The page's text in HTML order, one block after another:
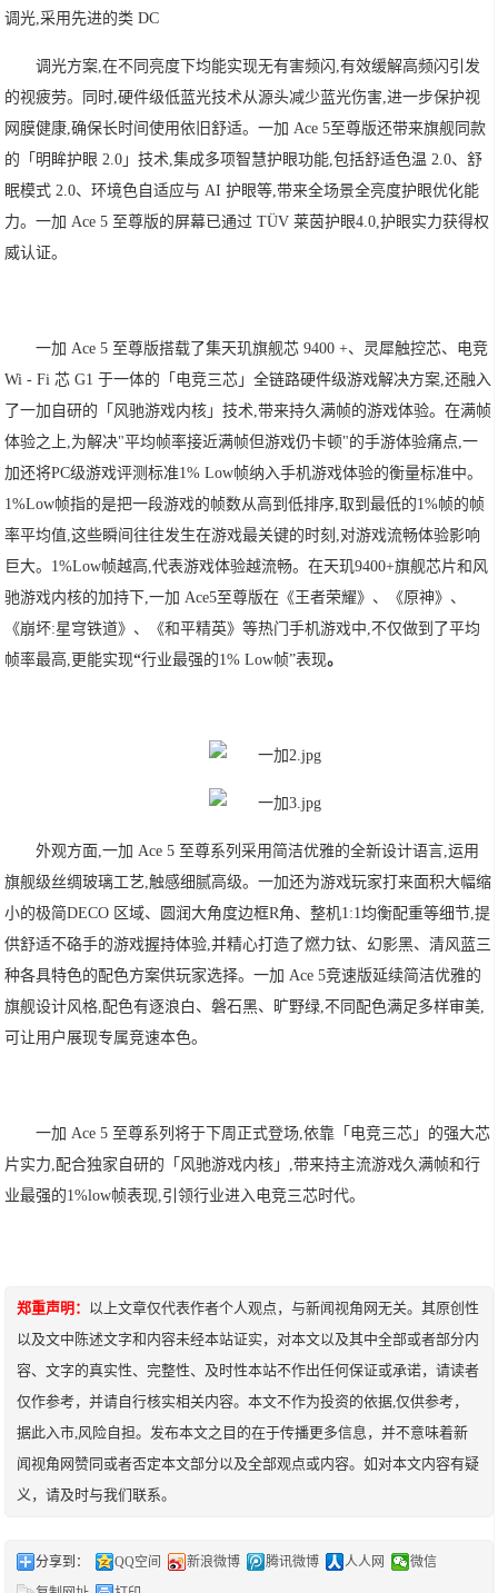
调光,采用先进的类 DC
调光方案,在不同亮度下均能实现无有害频闪,有效缓解高频闪引发
的视疲劳。同时,硬件级低蓝光技术从源头减少蓝光伤害,进一步保护视
网膜健康,确保长时间使用依旧舒适。一加 Ace 5至尊版还带来旗舰同款
的「明眸护眼 2.0」技术,集成多项智慧护眼功能,包括舒适色温 2.0、舒
眠模式 2.0、环境色自适应与 AI 护眼等,带来全场景全亮度护眼优化能
力。一加 Ace 5 至尊版的屏幕已通过 TÜV 莱茵护眼4.0,护眼实力获得权
威认证。
一加 Ace 5 至尊版搭载了集天玑旗舰芯 9400 +、灵犀触控芯、电竞
Wi - Fi 芯 G1 于一体的「电竞三芯」全链路硬件级游戏解决方案,还融入
了一加自研的「风驰游戏内核」技术,带来持久满帧的游戏体验。在满帧
体验之上,为解决"平均帧率接近满帧但游戏仍卡顿"的手游体验痛点,一
加还将PC级游戏评测标准1% Low帧纳入手机游戏体验的衡量标准中。
1%Low帧指的是把一段游戏的帧数从高到低排序,取到最低的1%帧的帧
率平均值,这些瞬间往往发生在游戏最关键的时刻,对游戏流畅体验影响
巨大。1%Low帧越高,代表游戏体验越流畅。在天玑9400+旗舰芯片和风
驰游戏内核的加持下,一加 Ace5至尊版在《王者荣耀》、《原神》、
《崩坏:星穹铁道》、《和平精英》等热门手机游戏中,不仅做到了平均
帧率最高,更能实现“行业最强的1% Low帧”表现。
外观方面,一加 Ace 5 至尊系列采用简洁优雅的全新设计语言,运用
旗舰级丝绸玻璃工艺,触感细腻高级。一加还为游戏玩家打来面积大幅缩
小的极简DECO 区域、圆润大角度边框R角、整机1:1均衡配重等细节,提
供舒适不硌手的游戏握持体验,并精心打造了燃力钛、幻影黑、清风蓝三
种各具特色的配色方案供玩家选择。一加 Ace 5竞速版延续简洁优雅的
旗舰设计风格,配色有逐浪白、磐石黑、旷野绿,不同配色满足多样审美,
可让用户展现专属竞速本色。
一加 Ace 5 至尊系列将于下周正式登场,依靠「电竞三芯」的强大芯
片实力,配合独家自研的「风驰游戏内核」,带来持主流游戏久满帧和行
业最强的1%low帧表现,引领行业进入电竞三芯时代。
郑重声明： 以上文章仅代表作者个人观点，与新闻视角网无关。其原创性
以及文中陈述文字和内容未经本站证实，对本文以及其中全部或者部分内
容、文字的真实性、完整性、及时性本站不作出任何保证或承诺，请读者
仅作参考，并请自行核实相关内容。本文不作为投资的依据,仅供参考，
据此入市,风险自担。发布本文之目的在于传播更多信息，并不意味着新
闻视角网赞同或者否定本文部分以及全部观点或内容。如对本文内容有疑
义，请及时与我们联系。
分享到： QQ空间 新浪微博 腾讯微博 人人网
微信